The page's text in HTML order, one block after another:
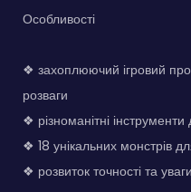
Особливості
❖ захоплюючий ігровий
розваги
❖ різноманітні інструменти
❖ 18 унікальних монстрів
❖ розвиток точності та